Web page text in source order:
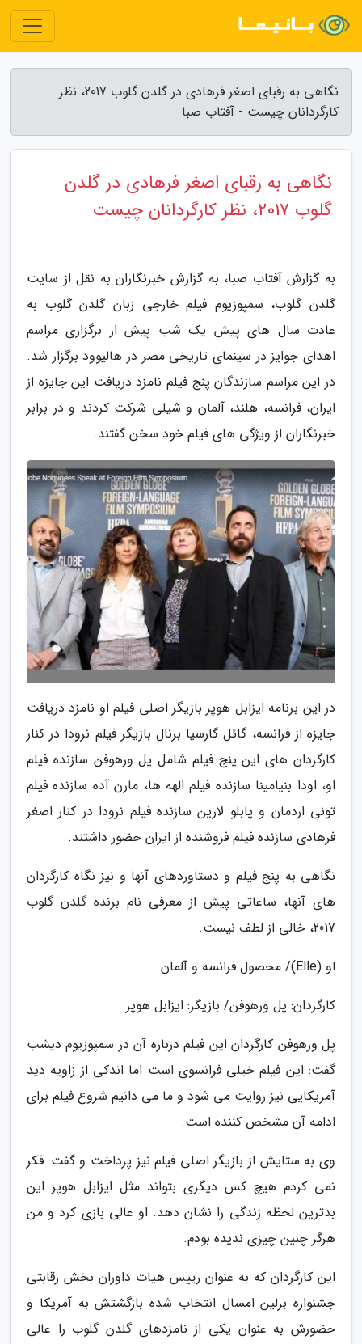
نگاهی به رقبای اصغر فرهادی در گلدن گلوب 2017، نظر
کارگردانان چیست - آفتاب صبا
نگاهی به رقبای اصغر فرهادی در گلدن
گلوب 2017، نظر کارگردانان چیست
به گزارش آفتاب صبا، به گزارش خبرنگاران به نقل از سایت
گلدن گلوب، سمپوزیوم فیلم خارجی زبان گلدن گلوب به
عادت سال های پیش یک شب پیش از برگزاری مراسم
اهدای جوایز در سینمای تاریخی مصر در هالیوود برگزار شد.
در این مراسم سازندگان پنج فیلم نامزد دریافت این جایزه از
ایران، فرانسه، هلند، آلمان و شیلی شرکت کردند و در برابر
خبرنگاران از ویژگی های فیلم خود سخن گفتند.
در این برنامه ایزابل هوپر بازیگر اصلی فیلم او نامزد دریافت
جایزه از فرانسه، گائل گارسیا برنال بازیگر فیلم نرودا در کنار
کارگردان های این پنج فیلم شامل پل ورهوفن سازنده فیلم
او، اودا بنیامینا سازنده فیلم الهه ها، مارن آده سازنده فیلم
تونی اردمان و پابلو لارین سازنده فیلم نرودا در کنار اصغر
فرهادی سازنده فیلم فروشنده از ایران حضور داشتند.
نگاهی به پنج فیلم و دستاوردهای آنها و نیز نگاه کارگردان
های آنها، ساعاتی پیش از معرفی نام برنده گلدن گلوب
2017، خالی از لطف نیست.
او (Elle)/ محصول فرانسه و آلمان
کارگردان: پل ورهوفن/ بازیگر: ایزابل هوپر
پل ورهوفن کارگردان این فیلم درباره آن در سمپوزیوم دیشب
گفت: این فیلم خیلی فرانسوی است اما اندکی از زاویه دید
آمریکایی نیز روایت می شود و ما می دانیم شروع فیلم برای
ادامه آن مشخص کننده است.
وی به ستایش از بازیگر اصلی فیلم نیز پرداخت و گفت: فکر
نمی کردم هیچ کس دیگری بتواند مثل ایزابل هوپر این
بدترین لحظه زندگی را نشان دهد. او عالی بازی کرد و من
هرگز چنین چیزی ندیده بودم.
این کارگردان که به عنوان رییس هیات داوران بخش رقابتی
جشنواره برلین امسال انتخاب شده بازگشتش به آمریکا و
حضورش به عنوان یکی از نامزدهای گلدن گلوب را عالی